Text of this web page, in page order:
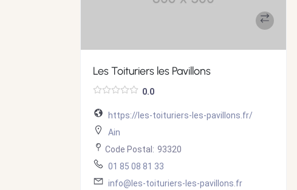
Les Toituriers les Pavillons
0.0
https://les-toituriers-les-pavillons.fr/
Ain
Code Postal: 93320
01 85 08 81 33
info@les-toituriers-les-pavillons.fr